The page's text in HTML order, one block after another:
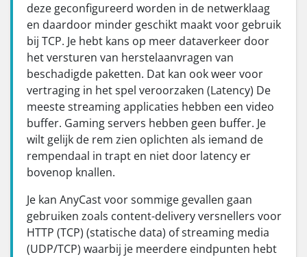
deze geconfigureerd worden in de netwerklaag
en daardoor minder geschikt maakt voor gebruik
bij TCP. Je hebt kans op meer dataverkeer door
het versturen van herstelaanvragen van
beschadigde paketten. Dat kan ook weer voor
vertraging in het spel veroorzaken (Latency) De
meeste streaming applicaties hebben een video
buffer. Gaming servers hebben geen buffer. Je
wilt gelijk de rem zien oplichten als iemand de
rempendaal in trapt en niet door latency er
bovenop knallen.
Je kan AnyCast voor sommige gevallen gaan
gebruiken zoals content-delivery versnellers voor
HTTP (TCP) (statische data) of streaming media
(UDP/TCP) waarbij je meerdere eindpunten hebt